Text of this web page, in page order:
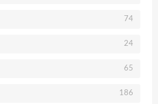
74
24
65
186